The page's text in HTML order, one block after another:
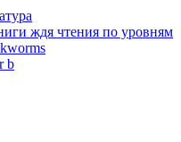
ждя чтения по уровням
b